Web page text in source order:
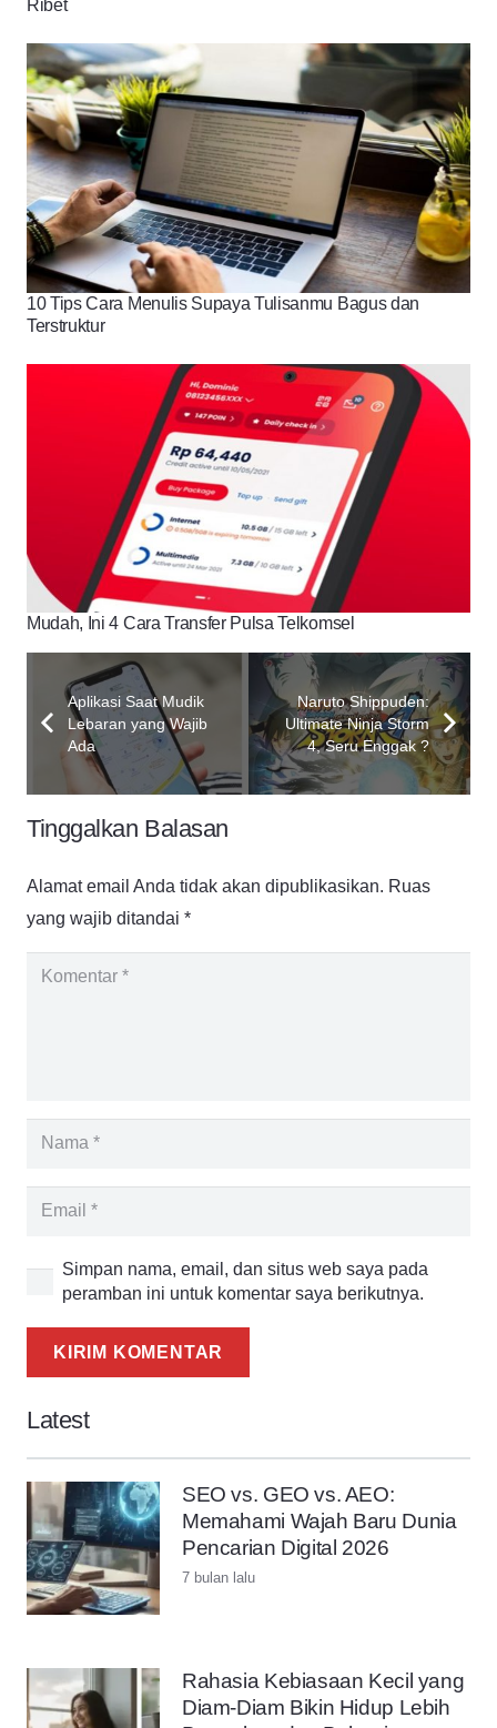
Ribet
10 Tips Cara Menulis Supaya Tulisanmu Bagus dan
Terstruktur
Mudah, Ini 4 Cara Transfer Pulsa Telkomsel
Aplikasi Saat Mudik
Lebaran yang Wajib
Ada
Naruto Shippuden:
Ultimate Ninja Storm
4, Seru Enggak ?
Tinggalkan Balasan
Alamat email Anda tidak akan dipublikasikan. Ruas
yang wajib ditandai *
Simpan nama, email, dan situs web saya pada
peramban ini untuk komentar saya berikutnya.
KIRIM KOMENTAR
Latest
SEO vs. GEO vs. AEO:
Memahami Wajah Baru Dunia
Pencarian Digital 2026
7 bulan lalu
Rahasia Kebiasaan Kecil yang
Diam-Diam Bikin Hidup Lebih